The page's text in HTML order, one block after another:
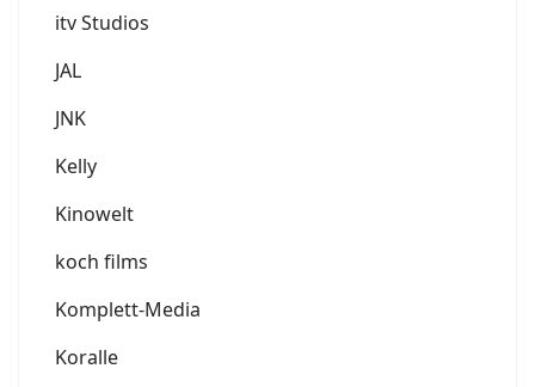
itv Studios
JAL
JNK
Kelly
Kinowelt
koch films
Komplett-Media
Koralle